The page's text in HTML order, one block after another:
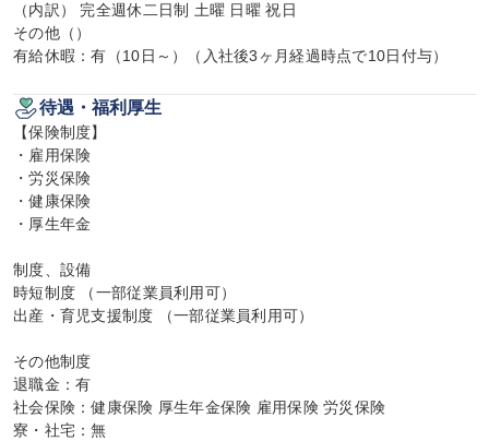
（内訳） 完全週休二日制 土曜 日曜 祝日
その他（）
有給休暇：有（10日～）（入社後3ヶ月経過時点で10日付与）
待遇・福利厚生
【保険制度】
・雇用保険
・労災保険
・健康保険
・厚生年金
制度、設備
時短制度 （一部従業員利用可）
出産・育児支援制度 （一部従業員利用可）
その他制度
退職金：有
社会保険：健康保険 厚生年金保険 雇用保険 労災保険
寮・社宅：無